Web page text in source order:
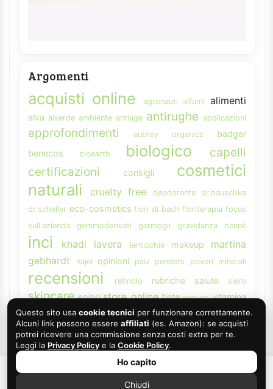
Argomenti
acquisti online agronauti alfamì alimenti
alva alverde ambiente antiage antirughe applicazioni
approfondimenti aubrey organics
badger
benecos
bioearth biologico
capelli
certificazioni
consigli
cosmetici
naturali
cruelty free deodorante
dr.hauschka
dr.scheller eco-cosmetics fiori di bach floriterapia focus
sull'azienda
gemmoderivati germogli gravidanza henné
inci khadi lavera lenticchie makeup
martina
gebhardt
najel opinioni paul penders poveri minerali
recensioni retinolo rubriche salute siero
skincare solari store online tinte veg-up vitamina
A weleda
Questo sito usa cookie tecnici per funzionare correttamente.
Alcuni link possono essere affiliati (es. Amazon): se acquisti
potrei ricevere una commissione senza costi extra per te.
Leggi la Privacy Policy e la Cookie Policy.
Ho capito
Chiudi